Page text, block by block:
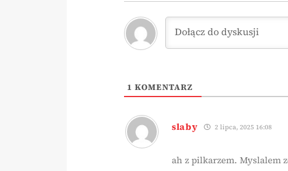
1 KOMENTARZ
slaby 2 lipca, 2025 16:08
ah z pilkarzem. Myslalem